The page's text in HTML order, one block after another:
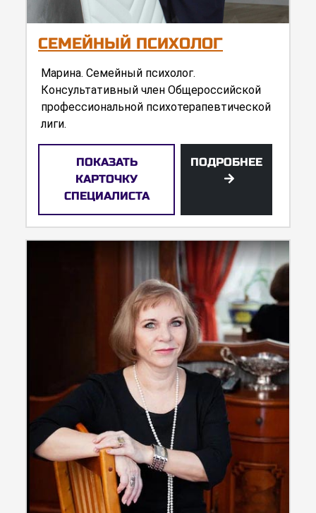
СЕМЕЙНЫЙ ПСИХОЛОГ
Марина. Семейный психолог.
Консультативный член Общероссийской
профессиональной психотерапевтической
лиги.
ПОКАЗАТЬ
КАРТОЧКУ
СПЕЦИАЛИСТА
ПОДРОБНЕЕ